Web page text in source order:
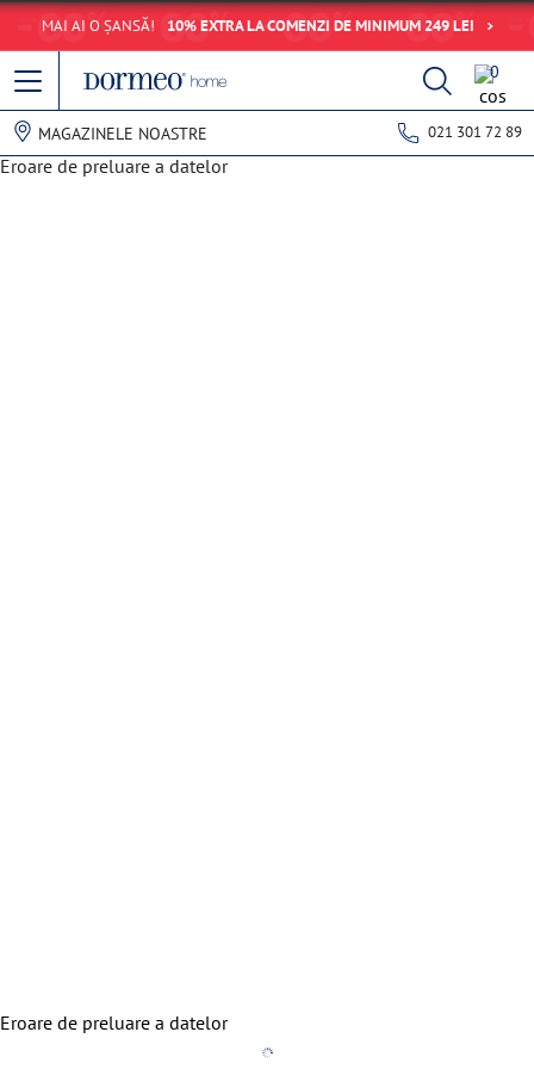
MAI AI O ȘANSĂ! 10% EXTRA LA COMENZI DE MINIMUM 249 LEI
0
MAGAZINELE NOASTRE 021 301 72 89
Eroare de preluare a datelor
Eroare de preluare a datelor